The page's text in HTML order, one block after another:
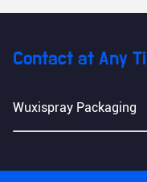
Contact at Any
Wuxispray Packaging